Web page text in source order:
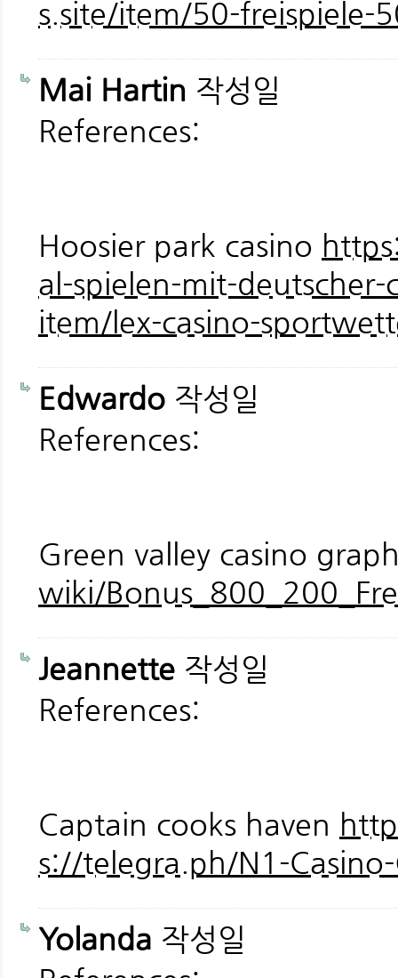
s.site/item/50-freispiele-
Mai Hartin 작성일
References:
Hoosier park casino
al-spielen-mit-deutscher-
item/lex-casino-
Edwardo 작성일
References:
Green valley casino
wiki/
Jeannette 작성일
References:
Captain cooks haven
s://telegra.ph/N1-
Yolanda 작성일